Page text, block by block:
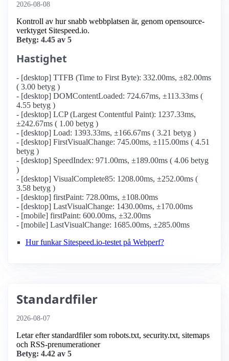
2026-08-08
Kontroll av hur snabb webbplatsen är, genom opensource-
verktyget Sitespeed.io.
Betyg: 4.45 av 5
Hastighet
- [desktop] TTFB (Time to First Byte): 332.00ms, ±82.00ms
( 3.00 betyg )
- [desktop] DOMContentLoaded: 724.67ms, ±113.33ms (
4.55 betyg )
- [desktop] LCP (Largest Contentful Paint): 1237.33ms,
±242.67ms ( 1.00 betyg )
- [desktop] Load: 1393.33ms, ±166.67ms ( 3.21 betyg )
- [desktop] FirstVisualChange: 745.00ms, ±115.00ms ( 4.51
betyg )
- [desktop] SpeedIndex: 971.00ms, ±189.00ms ( 4.06 betyg
)
- [desktop] VisualComplete85: 1208.00ms, ±252.00ms (
3.58 betyg )
- [desktop] firstPaint: 728.00ms, ±108.00ms
- [desktop] LastVisualChange: 1430.00ms, ±170.00ms
- [mobile] firstPaint: 600.00ms, ±32.00ms
- [mobile] LastVisualChange: 1685.00ms, ±285.00ms
Hur funkar Sitespeed.io-testet på Webperf?
Standardfiler
2026-08-07
Letar efter standardfiler som robots.txt, security.txt, sitemaps
och RSS-prenumerationer
Betyg: 4.42 av 5